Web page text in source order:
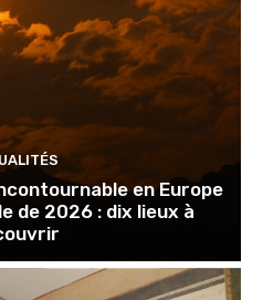
en Europe
de 2026 : dix lieux à